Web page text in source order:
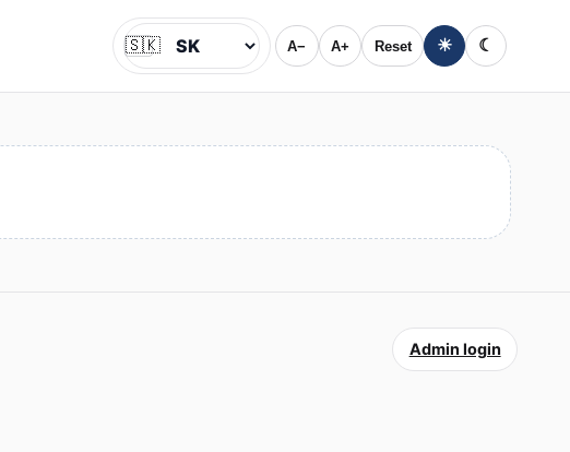
Jazyk
🇸🇰 A− A+ Reset ☀ ☾
Admin login